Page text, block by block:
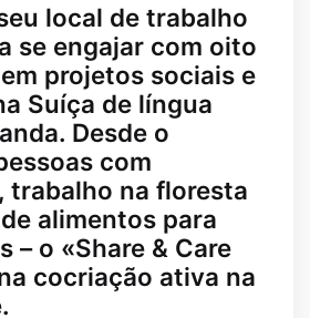
local de trabalho
se engajar com oito
projetos sociais e
Suíça de língua
Desde o
com
trabalho na floresta
alimentos para
– o «Share & Care
cocriação ativa na